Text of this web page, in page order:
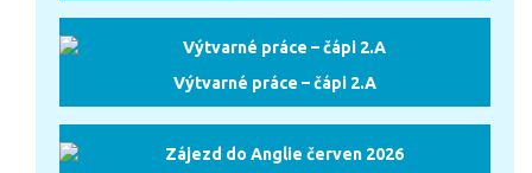
Výtvarné práce – čápi 2.A